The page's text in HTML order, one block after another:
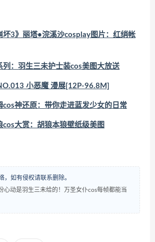
坏3》丽塔•浣溪沙cosplay图片：红绡帐
列：羽生三未护士装cos美图大放送
小恶魔 漫展[12P-96.8M]
cos神还原：带你走进蓝发少女的日常
cos大赏：胡狼本狼壁纸级美图
，如有侵权请联系删除。
心动是羽生三未给的！万圣女仆cos每帧都能当